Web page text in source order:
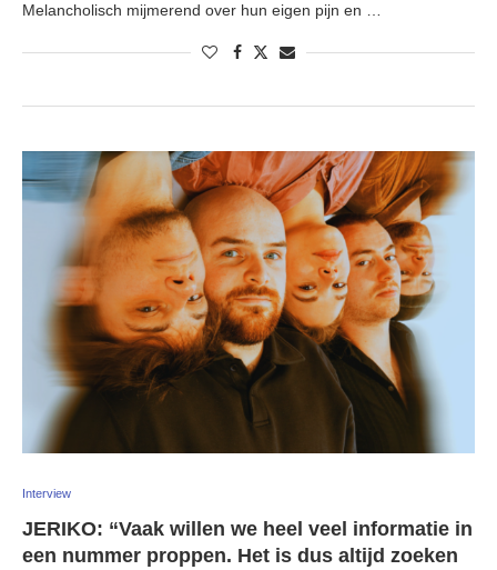
Melancholisch mijmerend over hun eigen pijn en …
Interview
JERIKO: “Vaak willen we heel veel informatie in
een nummer proppen. Het is dus altijd zoeken